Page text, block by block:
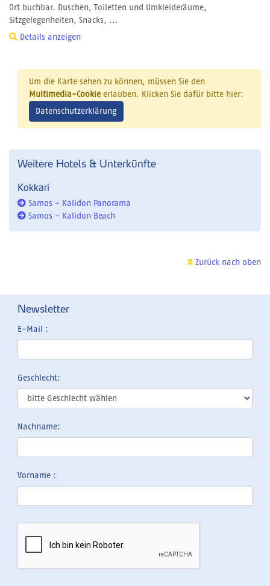
Ort buchbar. Duschen, Toiletten und Umkleideräume,
Sitzgelegenheiten, Snacks, ...
Details anzeigen
Um die Karte sehen zu können, müssen Sie den
Multimedia-Cookieerlauben. Klicken Sie dafür bitte hier:
Datenschutzerklärung
Weitere Hotels & Unterkünfte
Kokkari
Samos - Kalidon Panorama
Samos - Kalidon Beach
Zurück nach oben
Newsletter
E-Mail :
Geschlecht:
Nachname:
Vorname :